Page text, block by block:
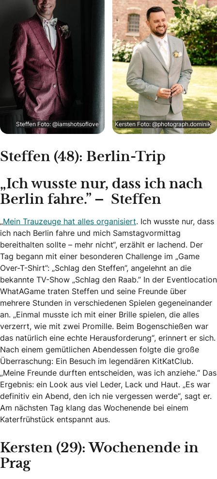
Steffen Foto: @iamshotsoflove Kersten Foto: @photograph.dominik
Steffen (48): Berlin-Trip
„Ich wusste nur, dass ich nach
Berlin fahre.” – Steffen
„Mein Trauzeuge hat alles organisiert. Ich wusste nur, dass
ich nach Berlin fahre und mich Samstagvormittag
bereithalten sollte – mehr nicht“, erzählt er lachend. Der
Tag begann mit einer besonderen Challenge im „Game
Over-T-Shirt”: „Schlag den Steffen”, angelehnt an die
bekannte TV-Show „Schlag den Raab.” In der Eventlocation
WhatAGame traten Steffen und seine Freunde über
mehrere Stunden in verschiedenen Spielen gegeneinander
an. „Einmal musste ich mit einer Brille spielen, die alles
verzerrt, wie mit zwei Promille. Beim Bogenschießen war
das natürlich eine echte Herausforderung“, erinnert er sich.
Nach einem gemütlichen Abendessen folgte die große
Überraschung: Ein Besuch im legendären KitKatClub.
„Meine Freunde durften entscheiden, was ich anziehe.“ Das
Ergebnis: ein Look aus viel Leder, Lack und Haut. „Es war
definitiv ein Abend, den ich nie vergessen werde“, sagt er.
Am nächsten Tag klang das Wochenende bei einem
Katerfrühstück entspannt aus.
Kersten (29): Wochenende in
Prag